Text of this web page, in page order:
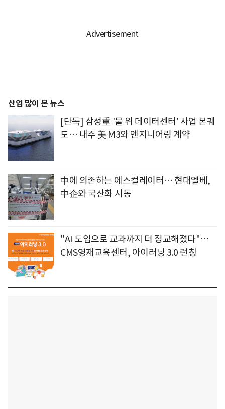
산업 많이 본 뉴스
[단독] 삼성重 '물 위 데이터센터' 사업 본궤
도… 내주 美 M3와 엔지니어링 계약
中에 의존하는 에스컬레이터… 현대엘베,
中企와 국산화 시동
"AI 도입으로 교과까지 더 정교해졌다"…
CMS영재교육센터, 아이러닝 3.0 런칭